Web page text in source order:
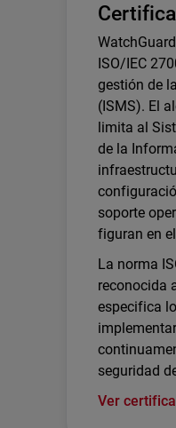
ISO/IEC
gestión de
(ISMS). El
limita al
de la
soporte
figuran en
La norma
reconocida
especifica
seguridad
Ver